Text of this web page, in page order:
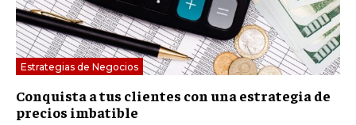
Estrategias de Negocios
Conquista a tus clientes con una estrategia de
precios imbatible